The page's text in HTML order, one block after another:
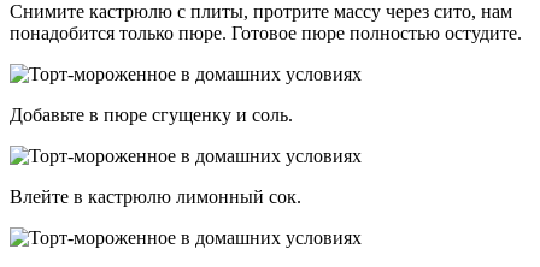
Снимите кастрюлю с плиты, протрите массу через сито, нам
понадобится только пюре. Готовое пюре полностью остудите.
Добавьте в пюре сгущенку и соль.
Влейте в кастрюлю лимонный сок.